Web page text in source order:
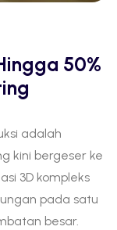
50%
adalah
kini bergeser ke
3D kompleks
pada satu
besar.